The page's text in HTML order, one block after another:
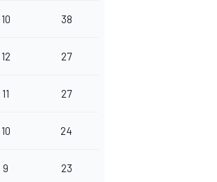
10 38
12 27
11 27
10 24
9 23